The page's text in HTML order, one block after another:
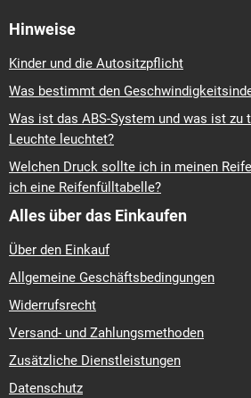
Hinweise
Kinder und die Autositzpflicht
Was bestimmt den
Was ist das ABS-System und was ist zu
Leuchte leuchtet?
Welchen Druck sollte ich in meinen
ich eine Reifenfülltabelle?
Alles über das Einkaufen
Über den Einkauf
Allgemeine Geschäftsbedingungen
Widerrufsrecht
Versand- und Zahlungsmethoden
Zusätzliche Dienstleistungen
Datenschutz